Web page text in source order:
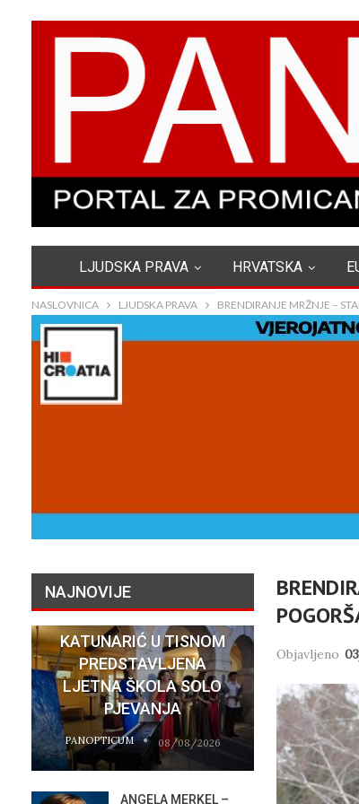
LJUDSKA PRAVA HRVATSKA
NASLOVNICA LJUDSKA PRAVA BRENDIRANJE MRŽNJE –
Objavljeno
NAJNOVIJE
KATUNARIĆ U TISNOM
PREDSTAVLJENA
LJETNA ŠKOLA SOLO
PJEVANJA
PANOPTICUM 08/08/2026
ANGELA MERKEL –